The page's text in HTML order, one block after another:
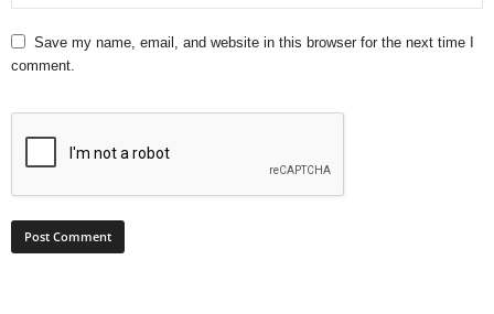
Save my name, email, and website in this browser for the next time I
comment.